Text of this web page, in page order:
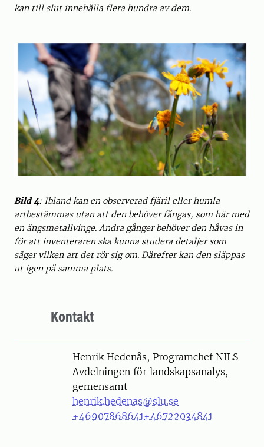
kan till slut innehålla flera hundra av dem.
Bild 4: Ibland kan en observerad fjäril eller humla
artbestämmas utan att den behöver fångas, som här med
en ängsmetallvinge. Andra gånger behöver den håvas in
för att inventeraren ska kunna studera detaljer som
säger vilken art det rör sig om. Därefter kan den släppas
ut igen på samma plats.
Kontakt
PersonHenrik Hedenås, Programchef NILS
Avdelningen för landskapsanalys,
gemensamt
henrik.hedenas@slu.se
+46907868641+46722034841